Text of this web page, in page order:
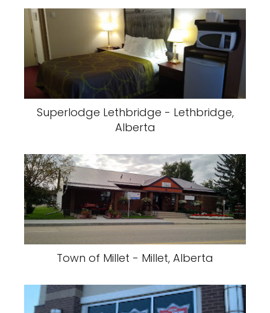
Superlodge Lethbridge - Lethbridge,
Alberta
Town of Millet - Millet, Alberta